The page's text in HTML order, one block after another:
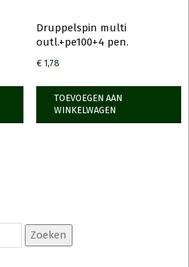
Druppelspin multi
outl.+pe100+4 pen.
€1,78
TOEVOEGEN AAN
WINKELWAGEN
Zoeken